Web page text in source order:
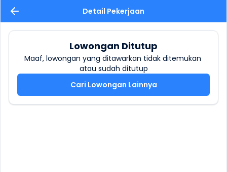
Detail Pekerjaan
Lowongan Ditutup
Maaf, lowongan yang ditawarkan tidak ditemukan
atau sudah ditutup
Cari Lowongan Lainnya